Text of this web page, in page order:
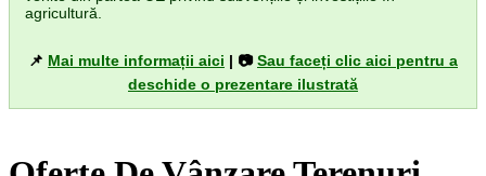
agricultură.
📌 Mai multe informații aici | 📷Sau faceți clic aici pentru a
deschide o prezentare ilustrată